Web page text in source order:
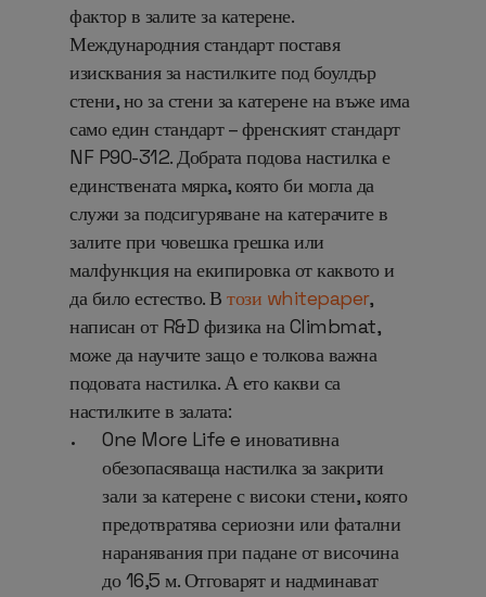
фактор в залите за катерене.
Международния стандарт поставя
изисквания за настилките под боулдър
стени, но за стени за катерене на въже има
само един стандарт – френският стандарт
NF P90-312. Добрата подова настилка е
единствената мярка, която би могла да
служи за подсигуряване на катерачите в
залите при човешка грешка или
малфункция на екипировка от каквото и
да било естество. Втози whitepaper,
написан от R&D физика на Climbmat,
може да научите защо е толкова важна
подовата настилка. А ето какви са
настилките в залата:
One More Life e иновативна
обезопасяваща настилка за закрити
зали за катерене с високи стени, която
предотвратява сериозни или фатални
наранявания при падане от височина
до 16,5 м. Отговарят и надминават